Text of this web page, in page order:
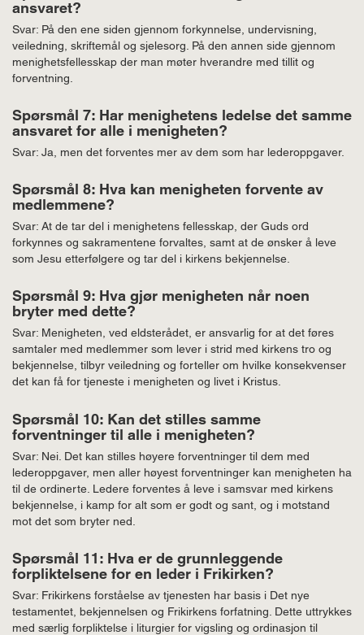
ansvaret?
Svar: På den ene siden gjennom forkynnelse, undervisning,
veiledning, skriftemål og sjelesorg. På den annen side gjennom
menighetsfellesskap der man møter hverandre med tillit og
forventning.
Spørsmål 7: Har menighetens ledelse det samme
ansvaret for alle i menigheten?
Svar: Ja, men det forventes mer av dem som har lederoppgaver.
Spørsmål 8: Hva kan menigheten forvente av
medlemmene?
Svar: At de tar del i menighetens fellesskap, der Guds ord
forkynnes og sakramentene forvaltes, samt at de ønsker å leve
som Jesu etterfølgere og tar del i kirkens bekjennelse.
Spørsmål 9: Hva gjør menigheten når noen
bryter med dette?
Svar: Menigheten, ved eldsterådet, er ansvarlig for at det føres
samtaler med medlemmer som lever i strid med kirkens tro og
bekjennelse, tilbyr veiledning og forteller om hvilke konsekvenser
det kan få for tjeneste i menigheten og livet i Kristus.
Spørsmål 10: Kan det stilles samme
forventninger til alle i menigheten?
Svar: Nei. Det kan stilles høyere forventninger til dem med
lederoppgaver, men aller høyest forventninger kan menigheten ha
til de ordinerte. Ledere forventes å leve i samsvar med kirkens
bekjennelse, i kamp for alt som er godt og sant, og i motstand
mot det som bryter ned.
Spørsmål 11: Hva er de grunnleggende
forpliktelsene for en leder i Frikirken?
Svar: Frikirkens forståelse av tjenesten har basis i Det nye
testamentet, bekjennelsen og Frikirkens forfatning. Dette uttrykkes
med særlig forpliktelse i liturgier for vigsling og ordinasjon til